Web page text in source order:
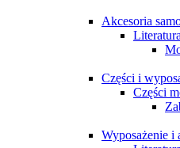
Akcesoria
Części i
Części
Wyposażenie i